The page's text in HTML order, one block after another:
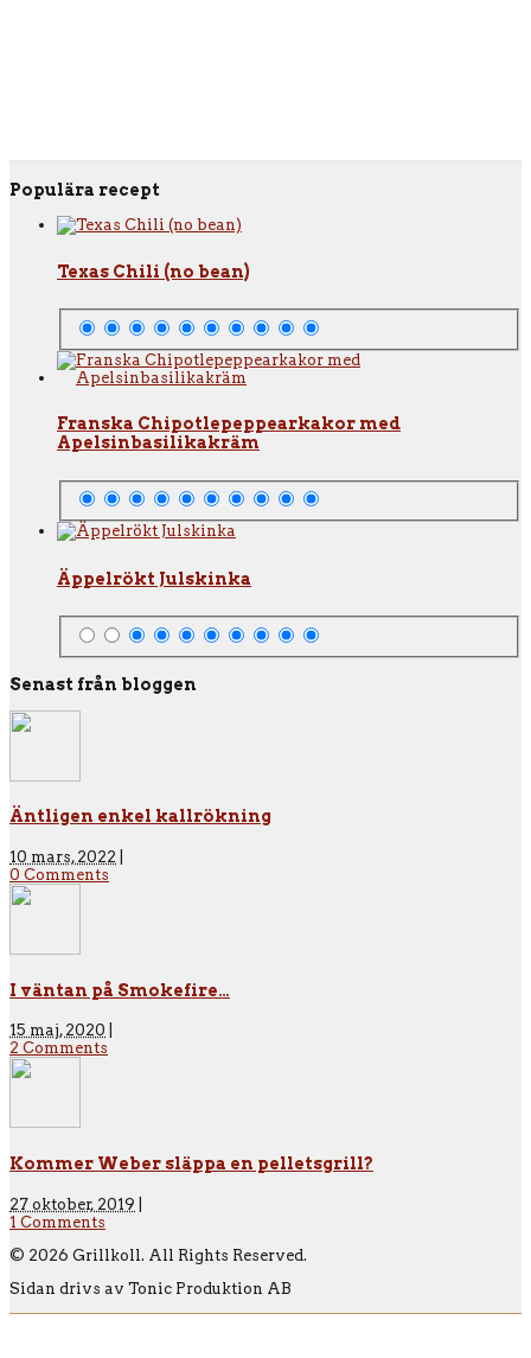
Populära recept
Texas Chili (no bean)
Franska Chipotlepeppearkakor med
Apelsinbasilikakräm
Äppelrökt Julskinka
Senast från bloggen
Äntligen enkel kallrökning
10 mars, 2022
0 Comments
I väntan på Smokefire…
15 maj, 2020
2 Comments
Kommer Weber släppa en pelletsgrill?
27 oktober, 2019
1 Comments
© 2026 Grillkoll. All Rights Reserved.
Sidan drivs av Tonic Produktion AB